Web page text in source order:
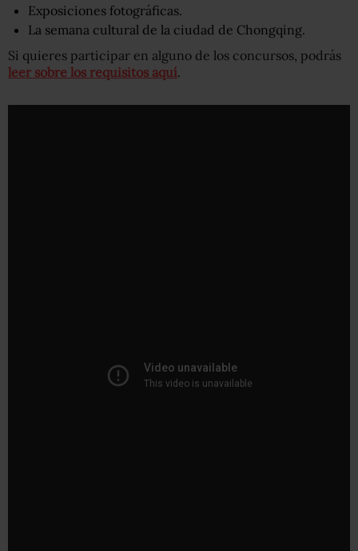
Exposiciones fotográficas.
La semana cultural de la ciudad de Chongqing.
Si quieres participar en alguno de los concursos, podrás
leer sobre los requisitos aquí.